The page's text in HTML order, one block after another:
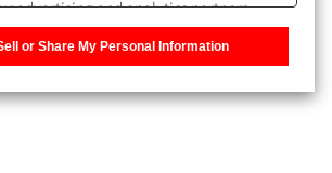
advertising and analytics partners,
or Share My Personal Information